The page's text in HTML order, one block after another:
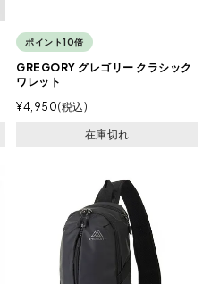
ポイント10倍
GREGORY グレゴリー クラシック
ワレット
¥4,950 税込
在庫切れ